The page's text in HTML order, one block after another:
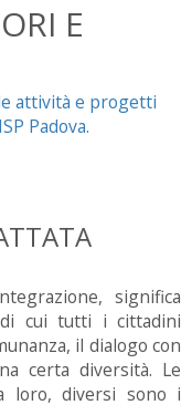
E
attività e progetti
Padova.
significa
cui tutti i cittadini
il dialogo con
certa diversità. Le
loro, diversi sono i